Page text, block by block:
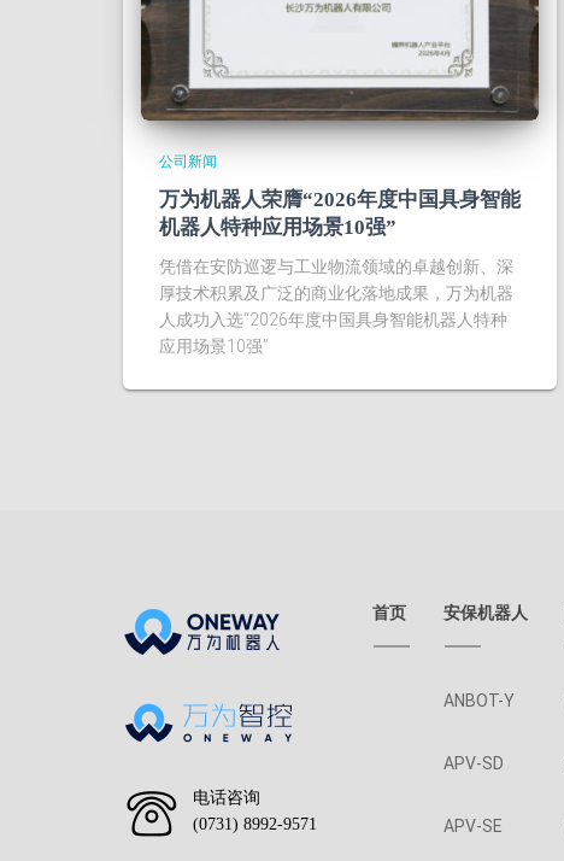
公司新闻
万为机器人荣膺“2026年度中国具身智能
机器人特种应用场景10强”
凭借在安防巡逻与工业物流领域的卓越创新、深
厚技术积累及广泛的商业化落地成果，万为机器
人成功入选“2026年度中国具身智能机器人特种
应用场景10强”
首页 安保机器人
ANBOT-Y
APV-SD
APV-SE
电话咨询
(0731) 8992-9571